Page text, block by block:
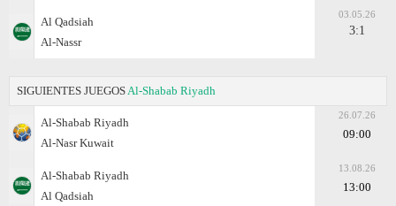
Al Qadsiah
Al-Nassr
03.05.26
3:1
SIGUIENTES JUEGOS Al-Shabab Riyadh
Al-Shabab Riyadh
Al-Nasr Kuwait
26.07.26
09:00
Al-Shabab Riyadh
Al Qadsiah
13.08.26
13:00